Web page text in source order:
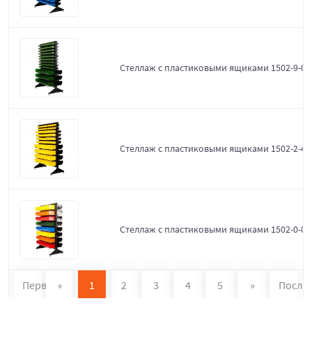
Стеллаж с пластиковыми ящиками 1502-9-0-
Стеллаж с пластиковыми ящиками 1502-2-4-
Стеллаж с пластиковыми ящиками 1502-0-0-
Первая « 1 2 3 4 5 »